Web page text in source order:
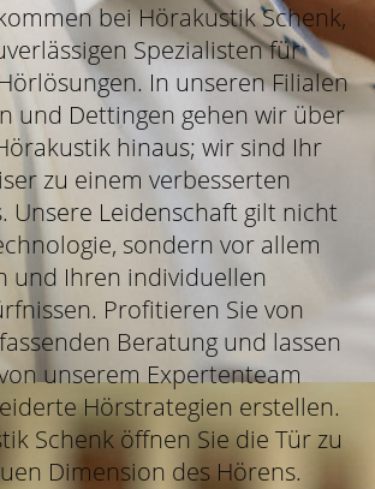
bei Hörakustik Schenk,
Spezialisten für
In unseren Filialen
und Dettingen gehen wir über
hinaus; wir sind Ihr
zu einem verbesserten
Unsere Leidenschaft gilt nicht
sondern vor allem
und Ihren individuellen
Profitieren Sie von
Beratung und lassen
unserem Expertenteam
Hörstrategien erstellen.
Schenk öffnen Sie die Tür zu
Dimension des Hörens.